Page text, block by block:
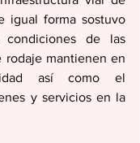
igual forma sostuvo
condiciones de las
rodaje mantienen en
así como el
y servicios en la